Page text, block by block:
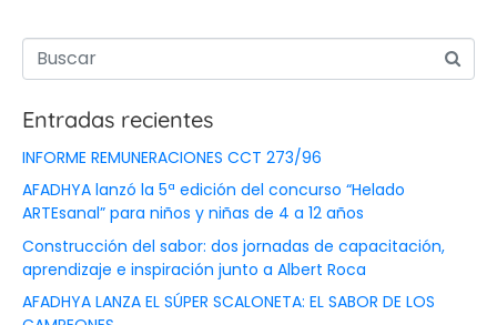
Entradas recientes
INFORME REMUNERACIONES CCT 273/96
AFADHYA lanzó la 5ª edición del concurso “Helado
ARTEsanal” para niños y niñas de 4 a 12 años
Construcción del sabor: dos jornadas de capacitación,
aprendizaje e inspiración junto a Albert Roca
AFADHYA LANZA EL SÚPER SCALONETA: EL SABOR DE LOS